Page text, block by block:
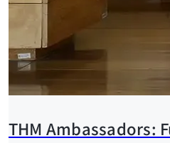
THM Ambassadors: